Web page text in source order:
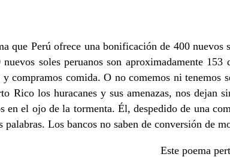
que Perú ofrece una bonificación de 400
soles peruanos son aproximadamente
compramos comida. O no comemos ni
Rico los huracanes y sus amenazas, nos
en el ojo de la tormenta. Él, despedido de una
Los bancos no saben de conversión de
Este poema